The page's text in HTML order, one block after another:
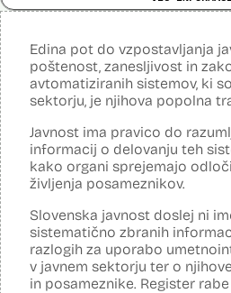
opravljena:
Posodobljeno: 3. december 2024
Sistem uporablja algoritme za
razpoznavnih znakov podjetja
VeriLook). Vsebuje dva spletna
Evidenco fotografiranih oseb policije:
osebnih razpoznavnih znakov, drugi
neznane (iskane) osebe z množico
fotografiranih oseb policije. Aplikacija
po podobnostih obraza. V foto album
uporabnik izbere samo tiste fotografije,
dovolj visok prag ujemanja. Končno
strokovnjak za primerjavo obraznih
Sistem uporablja sledeče podatke:
policije (del informacijsko
(ITSP)), neznano slikovno gradivo za
Edina pot do vzpostavljanja
poštenost, zanesljivost in
avtomatiziranih sistemov, ki
sektorju, je njihova popolna
Javnost ima pravico do
informacij o delovanju teh
kako organi sprejemajo
življenja posameznikov.
Slovenska javnost doslej ni
sistematično zbranih
razlogih za uporabo
v javnem sektorju ter o
in posameznike. Register